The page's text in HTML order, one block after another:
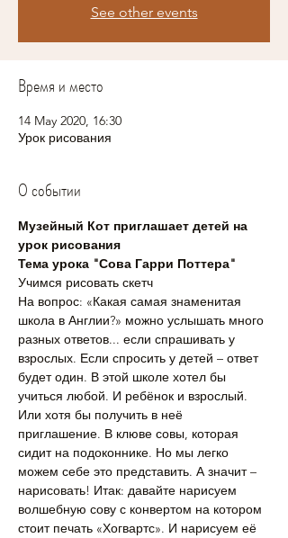
See other events
Время и место
14 May 2020, 16:30
Урок рисования
О событии
Музейный Кот приглашает детей на
урок рисования
Тема урока "Сова Гарри Поттера"
Учимся рисовать скетч
На вопрос: «Какая самая знаменитая
школа в Англии?» можно услышать много
разных ответов... если спрашивать у
взрослых. Если спросить у детей – ответ
будет один. В этой школе хотел бы
учиться любой. И ребёнок и взрослый.
Или хотя бы получить в неё
приглашение. В клюве совы, которая
сидит на подоконнике. Но мы легко
можем себе это представить. А значит –
нарисовать! Итак: давайте нарисуем
волшебную сову с конвертом на котором
стоит печать «Хогвартс». И нарисуем её